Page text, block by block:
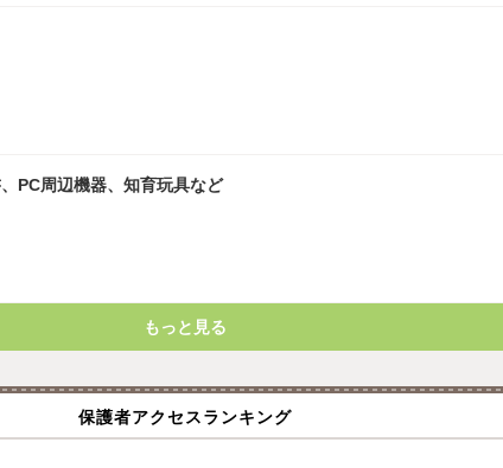
PC周辺機器、知育玩具など
もっと見る
保護者アクセスランキング